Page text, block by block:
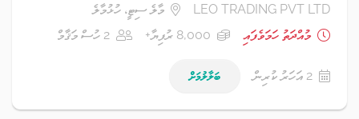
LEO TRADING PVT LTD
މާލެ ސިޓީ، ހުޅުމާލެ
މުއްދަތު ހަމަވެފައި
8,000 ރުފިޔާ+ 2 ހުސް މަޤާމް
2 އަހަރު ކުރިން ބަލާލުމަށް